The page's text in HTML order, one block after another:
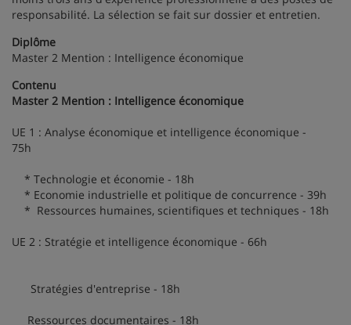
responsabilité. La sélection se fait sur dossier et entretien.
Diplôme
Master 2 Mention : Intelligence économique
Contenu
Master 2 Mention : Intelligence économique
UE 1 : Analyse économique et intelligence économique -
75h
* Technologie et économie - 18h
* Economie industrielle et politique de concurrence - 39h
* Ressources humaines, scientifiques et techniques - 18h
UE 2 : Stratégie et intelligence économique - 66h
Stratégies d'entreprise - 18h
Ressources documentaires - 18h